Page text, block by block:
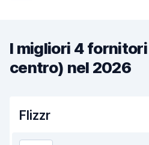
I migliori 4
centro) nel 2026
Flizzr